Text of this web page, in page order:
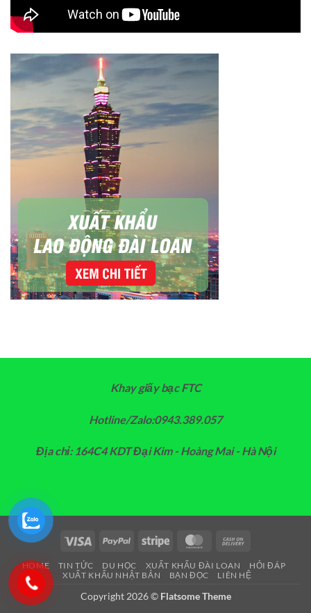
Khay giấy bạc FTC
Hotline/Zalo:0943.389.057
Địa chỉ: 164C4 KDT Đại Kim - Hoàng Mai - Hà Nội
Visa PayPal Stripe MasterCard
Delivery
HOME TIN TỨC DU HỌC XUẤT KHẨU ĐÀI LOAN
HỎI ĐÁP
XUẤT KHẨU NHẬT BẢN
BẠN ĐỌC LIÊN HỆ
Copyright 2026 © Flatsome Theme